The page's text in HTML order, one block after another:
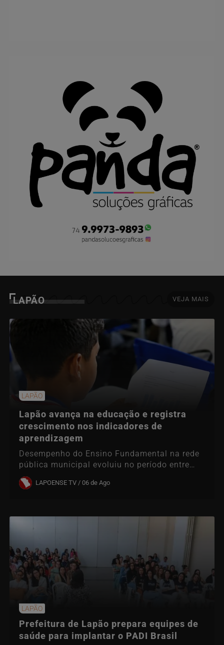
LAPÃO VEJA MAIS
LAPÃO
Lapão avança na educação e registra
crescimento nos indicadores de
aprendizagem
Desempenho do Ensino Fundamental na rede
pública municipal evoluiu no período entre
2023 e 2025
LAPOENSE TV / 06 de Ago
LAPÃO
Prefeitura de Lapão prepara equipes de
saúde para implantar o PADI Brasil